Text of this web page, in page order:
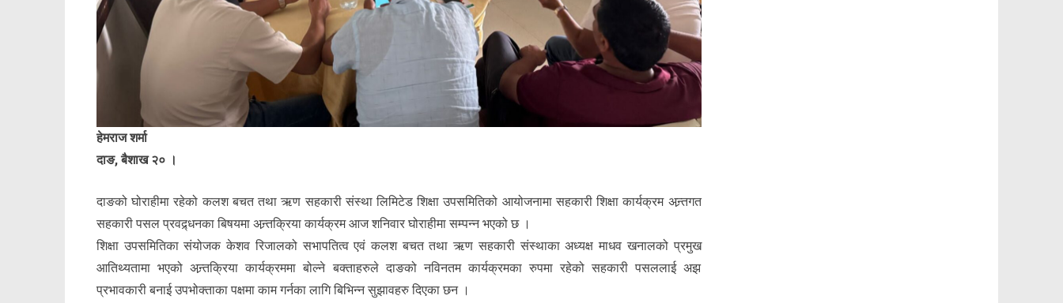
हेमराज शर्मा
दाङ, बैशाख २० ।
दाङको घोराहीमा रहेको कलश बचत तथा ऋण सहकारी संस्था लिमिटेड शिक्षा उपसमितिको आयोजनामा सहकारी शिक्षा कार्यक्रम अन्र्तगत
सहकारी पसल प्रवद्र्धनका बिषयमा अन्र्तक्रिया कार्यक्रम आज शनिवार घोराहीमा सम्पन्न भएको छ ।
शिक्षा उपसमितिका संयोजक केशव रिजालको सभापतित्व एवं कलश बचत तथा ऋण सहकारी संस्थाका अध्यक्ष माधव खनालको प्रमुख
आतिथ्यतामा भएको अन्र्तक्रिया कार्यक्रममा बोल्ने बक्ताहरुले दाङको नविनतम कार्यक्रमका रुपमा रहेको सहकारी पसललाई अझ
प्रभावकारी बनाई उपभोक्ताका पक्षमा काम गर्नका लागि बिभिन्न सुझावहरु दिएका छन ।